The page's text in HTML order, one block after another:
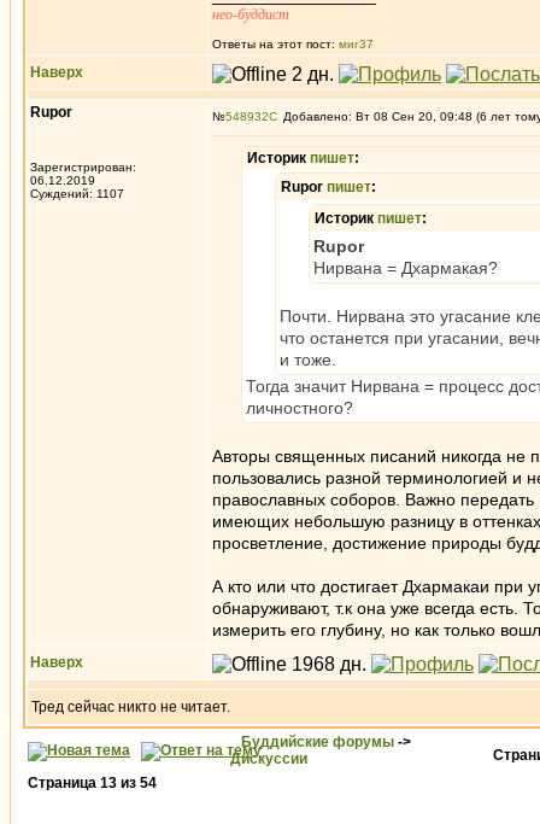
нео-буддист
Ответы на этот пост: миг37
Наверх
Rupor
Зарегистрирован:
06.12.2019
Суждений: 1107
№548932 Добавлено: Вт 08 Сен 20, 09:48 (6 лет
Историк пишет:
Rupor пишет:
Историк пишет:
Rupor
Нирвана = Дхармакая?
Почти. Нирвана это угасание
что останется при угасании,
и тоже.
Тогда значит Нирвана = процесс
личностного?
Авторы священных писаний никогда не
пользовались разной терминологией и
православных соборов. Важно
имеющих небольшую разницу в
просветление, достижение природы
А кто или что достигает Дхармакаи при
обнаруживают, т.к она уже всегда есть.
измерить его глубину, но как только
Наверх
Тред сейчас никто не читает.
Буддийские форумы ->
Дискуссии
Страница 13 из 54